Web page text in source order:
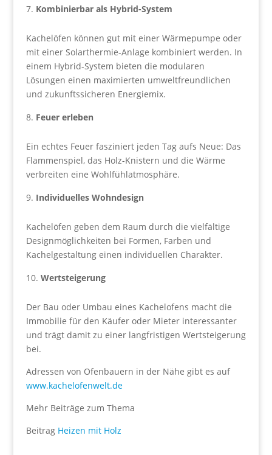
Kombinierbar als Hybrid-System
Kachelöfen können gut mit einer Wärmepumpe oder
mit einer Solarthermie-Anlage kombiniert werden. In
einem Hybrid-System bieten die modularen
Lösungen einen maximierten umweltfreundlichen
und zukunftssicheren Energiemix.
Feuer erleben
Ein echtes Feuer fasziniert jeden Tag aufs Neue: Das
Flammenspiel, das Holz-Knistern und die Wärme
verbreiten eine Wohlfühlatmosphäre.
Individuelles Wohndesign
Kachelöfen geben dem Raum durch die vielfältige
Designmöglichkeiten bei Formen, Farben und
Kachelgestaltung einen individuellen Charakter.
Wertsteigerung
Der Bau oder Umbau eines Kachelofens macht die
Immobilie für den Käufer oder Mieter interessanter
und trägt damit zu einer langfristigen Wertsteigerung
bei.
Adressen von Ofenbauern in der Nähe gibt es auf
www.kachelofenwelt.de
Mehr Beiträge zum Thema
Beitrag Heizen mit Holz